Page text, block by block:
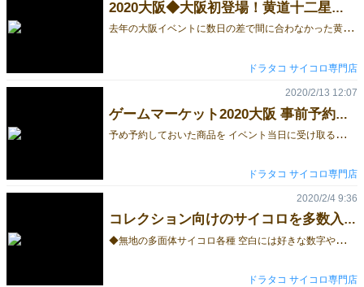
2020大阪◆大阪初登場！黄道十二星座ダイス
去
年の大阪イベントに数日の差で間に合わなかった黄道十二星座ダイスが 大阪にやって来ます！！ 夜空に浮かぶ十二星座をサイコロにした黄道十二星座ダイスは 十二星座と「一時期話題になっていつの間にか消えたヘビ使い座」を加えた全13種類です。 ※再生産分は若干のデザイン変更があります。 ◆黄道十二星座ダイス（影・蒼・幻青・幻紫） ◆イベント取扱い品が随時追加されるTwitterもご覧ください。 ◆ドラタコのその他の記事はこちら サイコロ専門店ドラタコ
ドラタコ サイコロ専門店
ゲームマーケット2020大阪 事前予約のご案内
予
め予約しておいた商品を イベント当日に受け取るだけでお馴染みの事前予約を受付中です！ 事前予約期間／3月3日24時まで ※銀行振込・郵便振替・コンビニ決済は3月3日正午までにお支払いをお願いいたします。 販売スペースの関係でイベント当日の販売種類は一部のみとなりますが、 事前予約ではドラタコ全品が対象となります！ サイコロ専門店ドラタコはこちらから ◆イベント会場でのお渡しだから送料が0円！ 事前予約をご希望の際は配送方法の設定で 「◆ゲームマーケット2020大阪◆手渡しのみ◆」をお選びください。 ◆事前予約額によってオマケがレベルアップ！ 事前予約額が3,000円→6,000円→9,000円→12,000円と増えて行くに従って・・・ ぶっちゃけ、余り物です。3,000円以下でも一応オマケがつきます 【ご注意事項】 ※事前にご予約頂いた方の優位性を確保するため、イベント会場価格に合わせて、差額をご返金いたします。 ※事前予約のご注文に"ご予約品"を含めないでください。 ※銀行振込・郵便振替・コンビニ決済は3月3日正午までにお支払いをお願いいたします。 ※配送方法の設定で必ず「◆ゲームマーケット2020大阪◆手渡しのみ◆」をお選びください。送料が0円となります。 ※イベント当日の受け渡しとなります。ご指定住所への発送は致しませんのでご注意ください。 ご注文承り後、受注確認メールにてイベント受け渡し用の「ご予約番号」をお送りいたします。 受け渡し時に、「ご予約番号」をスタッフにお伝えください。 イベント中は一部取り扱い品のみのご紹介となりますが、 事前予約ではドラタコ取扱い品全てが対象となりますので、ぜひ事前予約をご利用ください。 サイコロ専門店ドラタコ
2020/2/13 12:07
ドラタコ サイコロ専門店
コレクション向けのサイコロを多数入荷しました。
◆
無地の多面体サイコロ各種 空白には好きな数字や家事分担など、ご自身のライフスタイルに合わせた何かを書いてください。 ◆12面体4面ダイス １～４までが3回あることで12面体になっている4面のサイコロ。 ◆8面体4面ダイス 四角錐が二つで8面体のサイコロ。通常の4面サイコロより持ちやすいのが特徴です。 ◆6面体、出目が2-3-3-4-4-5のサイコロ 形は普通の6面体ですが出目が「2-3-3-4-4-5」となっています。何かのゲーム専用なのか、ただの変なサイコロなのかは分かりません＾＾； その他にも、コレクションとして面白いサイコロを沢山入荷していますので、是非一度ご覧ください。 その他、面白いサイコロや新商品はこちらから ドラタコ
2020/2/4 9:36
ドラタコ サイコロ専門店